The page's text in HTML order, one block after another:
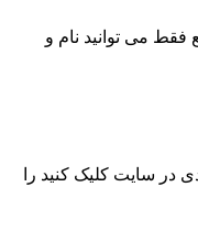
می توانید نام و
سایت کلیک کنید را